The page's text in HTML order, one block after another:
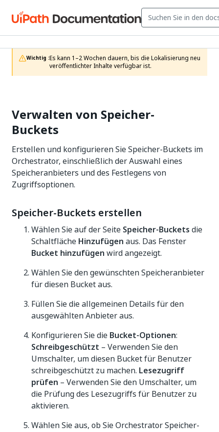
Wichtig :Es kann 1–2 Wochen dauern, bis die Lokalisierung neu
veröffentlichter Inhalte verfügbar ist.
Verwalten von Speicher-
Buckets
Erstellen und konfigurieren Sie Speicher-Buckets im
Orchestrator, einschließlich der Auswahl eines
Speicheranbieters und des Festlegens von
Zugriffsoptionen.
Speicher-Buckets erstellen
Wählen Sie auf der Seite Speicher-Buckets die
Schaltfläche Hinzufügen aus. Das Fenster
Bucket hinzufügen wird angezeigt.
Wählen Sie den gewünschten Speicheranbieter
für diesen Bucket aus.
Füllen Sie die allgemeinen Details für den
ausgewählten Anbieter aus.
Konfigurieren Sie die Bucket-Optionen:
Schreibgeschützt – Verwenden Sie den
Umschalter, um diesen Bucket für Benutzer
schreibgeschützt zu machen. Lesezugriff
prüfen – Verwenden Sie den Umschalter, um
die Prüfung des Lesezugriffs für Benutzer zu
aktivieren.
Wählen Sie aus, ob Sie Orchestrator Speicher-